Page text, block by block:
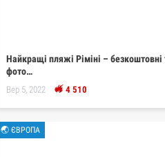
Найкращі пляжі Ріміні – безкоштовні
фото…
Вер 5, 2022 4 510
🌏 ЄВРОПА